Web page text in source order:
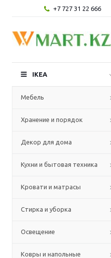
+7 727 31 22 666
IKEA
Мебель
Хранение и порядок
Декор для дома
Кухни и бытовая техника
Кровати и матрасы
Стирка и уборка
Освещение
Ковры и напольные